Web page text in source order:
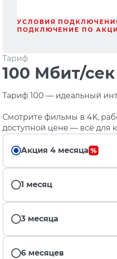
УСЛОВИЯ
ПОДКЛЮЧЕНИЕ ПО
Тариф
100 Мбит/сек
Тариф 100 — идеальный
Смотрите фильмы в 4K,
доступной цене — всё для
Акция 4 месяца
1 месяц
3 месяца
6 месяцев